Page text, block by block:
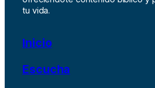
tu vida.
Inicio
Escucha